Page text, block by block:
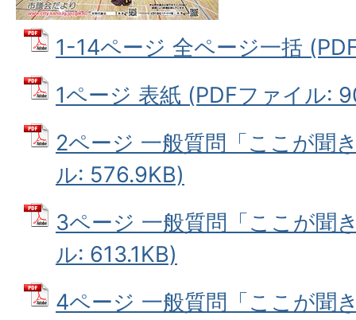
1-14ページ 全ページ一括
1ページ 表紙 (PDFファイル:
2ページ 一般質問「ここが聞
ル: 576.9KB)
3ページ 一般質問「ここが聞
ル: 613.1KB)
4ページ 一般質問「ここが聞